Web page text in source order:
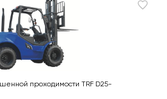
проходимости TRF D25-